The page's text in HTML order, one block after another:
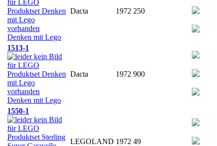
Denken mit Lego
Dacta 1972 250
1513-1
Denken mit Lego
Dacta 1972 900
1550-1
LEGOLAND 1972 49